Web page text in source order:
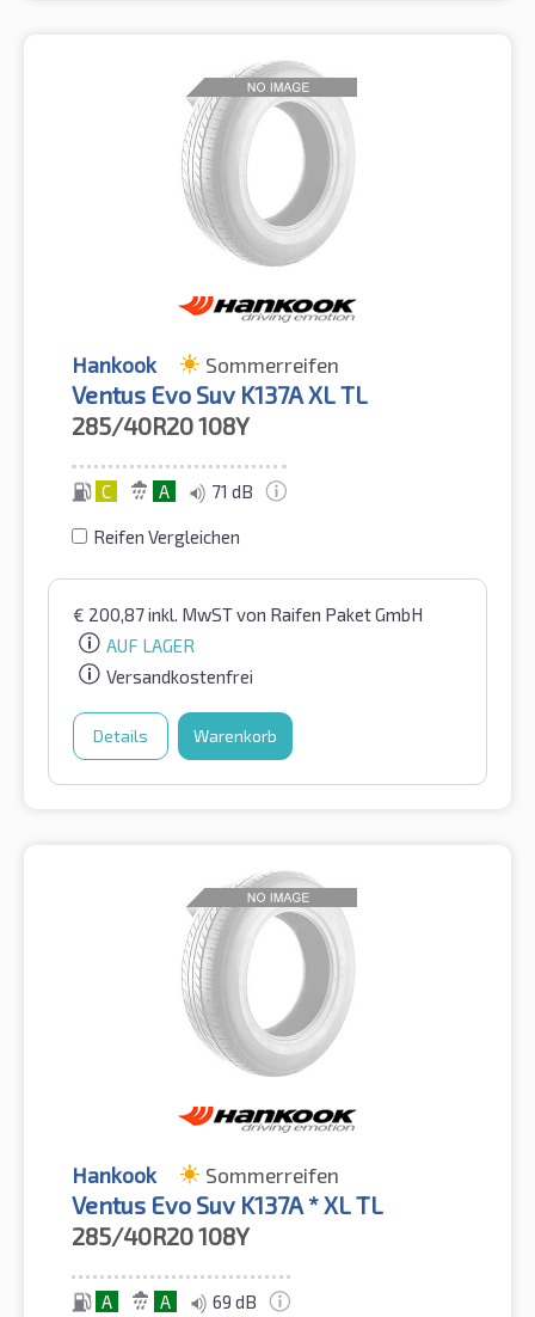
Hankook Sommerreifen
Ventus Evo Suv K137A XL TL
285/40R20108Y
C A 71 dB
Reifen Vergleichen
€ 200,87inkl. MwSTvon Raifen Paket GmbH
AUF LAGER
Versandkostenfrei
Details Warenkorb
Hankook Sommerreifen
Ventus Evo Suv K137A * XL TL
285/40R20108Y
A A 69 dB